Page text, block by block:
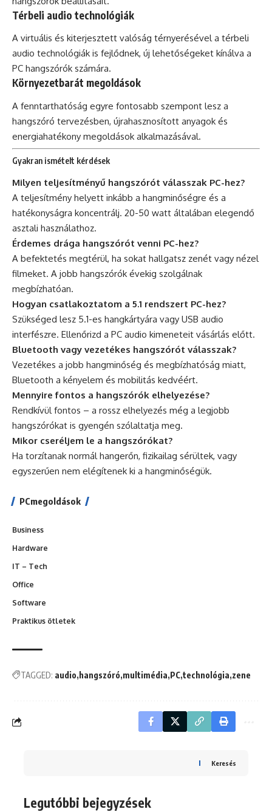
Térbeli audio technológiák
A virtuális és kiterjesztett valóság térnyerésével a térbeli
audio technológiák is fejlődnek, új lehetőségeket kínálva a
PC hangszórók számára.
Környezetbarát megoldások
A fenntarthatóság egyre fontosabb szempont lesz a
hangszóró tervezésben, újrahasznosított anyagok és
energiahatékony megoldások alkalmazásával.
Gyakran ismételt kérdések
Milyen teljesítményű hangszórót válasszak PC-hez?
A teljesítmény helyett inkább a hangminőségre és a
hatékonyságra koncentrálj. 20-50 watt általában elegendő
asztali használathoz.
Érdemes drága hangszórót venni PC-hez?
A befektetés megtérül, ha sokat hallgatsz zenét vagy nézel
filmeket. A jobb hangszórók évekig szolgálnak
megbízhatóan.
Hogyan csatlakoztatom a 5.1 rendszert PC-hez?
Szükséged lesz 5.1-es hangkártyára vagy USB audio
interfészre. Ellenőrizd a PC audio kimeneteit vásárlás előtt.
Bluetooth vagy vezetékes hangszórót válasszak?
Vezetékes a jobb hangminőség és megbízhatóság miatt,
Bluetooth a kényelem és mobilitás kedvéért.
Mennyire fontos a hangszórók elhelyezése?
Rendkívül fontos – a rossz elhelyezés még a legjobb
hangszórókat is gyengén szólaltatja meg.
Mikor cseréljem le a hangszórókat?
Ha torzítanak normál hangerőn, fizikailag sérültek, vagy
egyszerűen nem elégítenek ki a hangminőségük.
PCmegoldások
Business
Hardware
IT – Tech
Office
Software
Praktikus ötletek
TAGGED: audio hangszóró multimédia PC technológia zene
Keresés
Legutóbbi bejegyzések